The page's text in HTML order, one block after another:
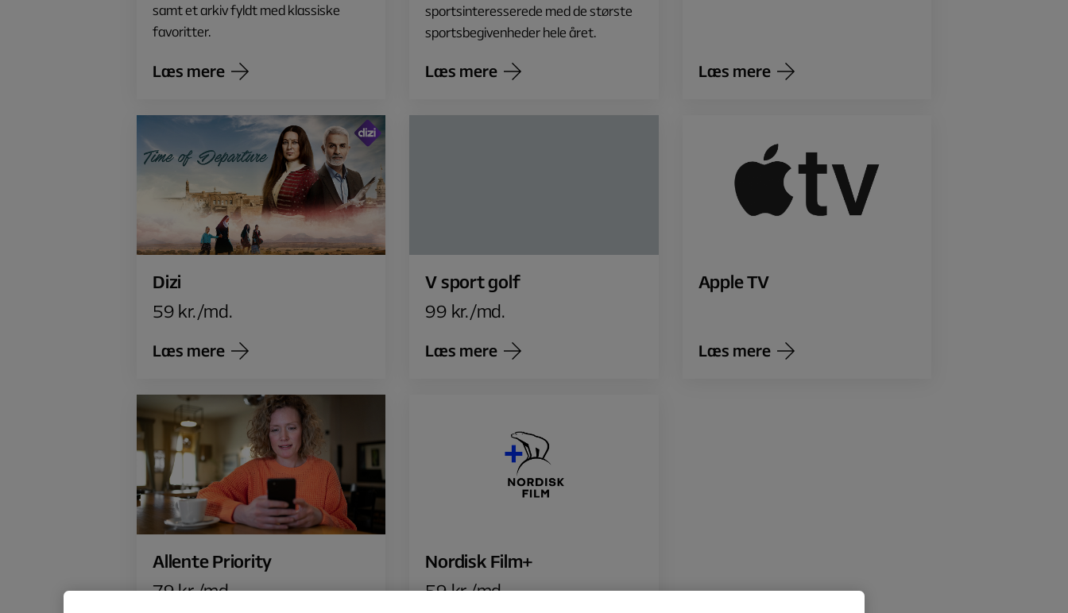
samt et arkiv fyldt med klassiske
favoritter.
Læs mere
sportsinteresserede med de største
sportsbegivenheder hele året.
Læs mere Læs mere
Dizi
59 kr./md.
Læs mere
V sport golf
99 kr./md.
Læs mere
Apple TV
Læs mere
Allente Priority
79 kr./md.
Nordisk Film+
59 kr./md.